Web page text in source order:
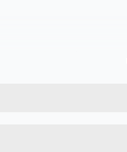
bruk med Joy-Con-spill.